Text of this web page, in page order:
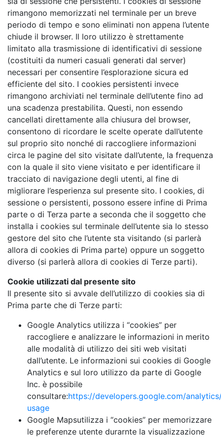
rimangono memorizzati nel terminale per un breve
periodo di tempo e sono eliminati non appena l’utente
chiude il browser. Il loro utilizzo è strettamente
limitato alla trasmissione di identificativi di sessione
(costituiti da numeri casuali generati dal server)
necessari per consentire l’esplorazione sicura ed
efficiente del sito. I cookies persistenti invece
rimangono archiviati nel terminale dell’utente fino ad
una scadenza prestabilita. Questi, non essendo
cancellati direttamente alla chiusura del browser,
consentono di ricordare le scelte operate dall’utente
sul proprio sito nonché di raccogliere informazioni
circa le pagine del sito visitate dall’utente, la frequenza
con la quale il sito viene visitato e per identificare il
tracciato di navigazione degli utenti, al fine di
migliorare l’esperienza sul presente sito. I cookies, di
sessione o persistenti, possono essere infine di Prima
parte o di Terza parte a seconda che il soggetto che
installa i cookies sul terminale dell’utente sia lo stesso
gestore del sito che l’utente sta visitando (si parlerà
allora di cookies di Prima parte) oppure un soggetto
diverso (si parlerà allora di cookies di Terze parti).
Cookie utilizzati dal presente sito
Il presente sito si avvale dell’utilizzo di cookies sia di
Prima parte che di Terze parti:
Google Analytics utilizza i “cookies” per
raccogliere e analizzare le informazioni in merito
alle modalità di utilizzo dei siti web visitati
dall’utente. Le informazioni sui cookies di Google
Analytics e sul loro utilizzo da parte di Google
Inc. è possibile
consultare:https://developers.google.com/
usage
Google Mapsutilizza i “cookies” per memorizzare
le preferenze utente durarnte la visualizzazione